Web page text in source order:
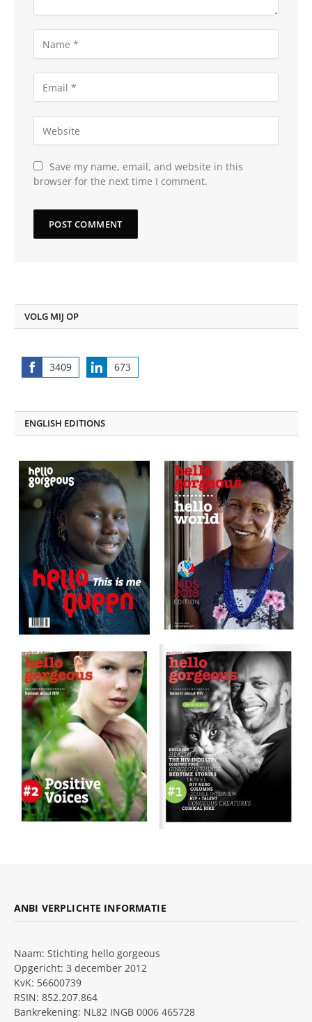
Save my name, email, and website in this
browser for the next time I comment.
VOLG MIJ OP
3409
Share
673
Share
ENGLISH EDITIONS
ANBI VERPLICHTE INFORMATIE
Naam: Stichting hello gorgeous
Opgericht: 3 december 2012
KvK: 56600739
RSIN: 852.207.864
Bankrekening: NL82 INGB 0006 465728